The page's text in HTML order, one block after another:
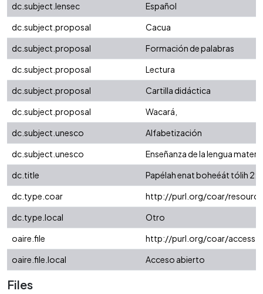
dc.subject.lensec
Español
dc.subject.proposal
Cacua
dc.subject.proposal
Formación de palabras
dc.subject.proposal
Lectura
dc.subject.proposal
Cartilla didáctica
dc.subject.proposal
Wacará,
dc.subject.unesco
Alfabetización
dc.subject.unesco
Enseñanza de la lengua
dc.title
Papélah enat boheéát tólih 2:
dc.type.coar
http://purl.org/coar/
dc.type.local
Otro
oaire.file
http://purl.org/coar/
oaire.file.local
Acceso abierto
Files